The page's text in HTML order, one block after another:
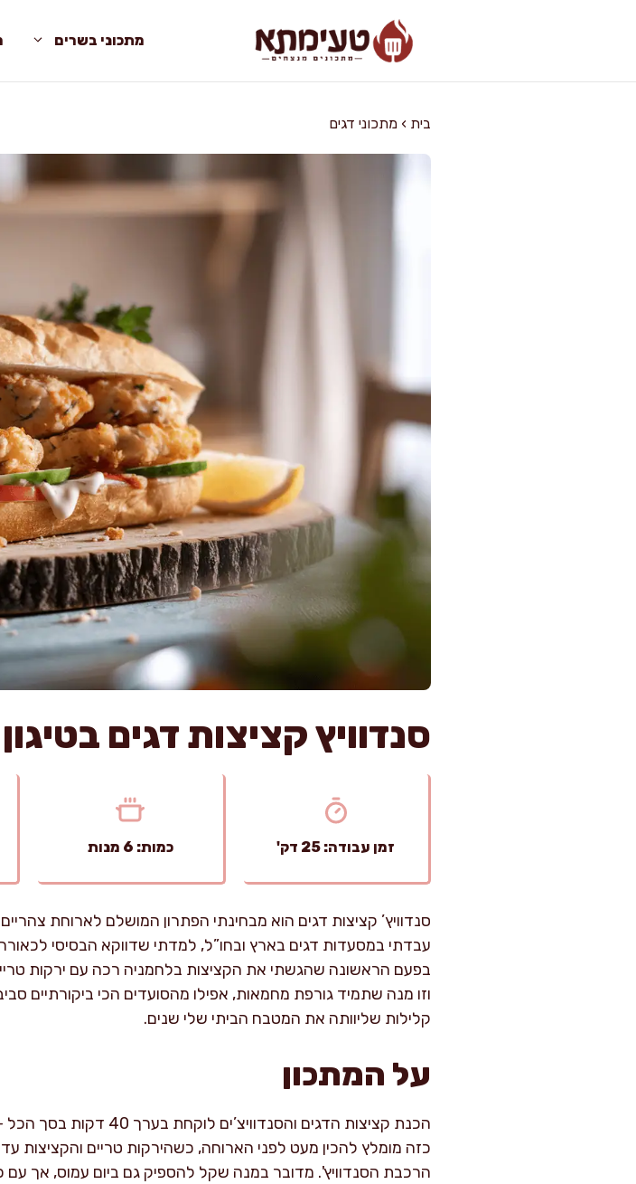
מתכוני בשרים
בית › מתכוני דגים
סנדוויץ קציצות דגים
זמן עבודה: 25 דק' כמות: 6 מנות
סנדוויץ’ קציצות דגים הוא מבחינתי הפתרון המושלם לארוחת
עבדתי במסעדות דגים בארץ ובחו”ל, למדתי שדווקא הבסיסי
בפעם הראשונה שהגשתי את הקציצות בלחמניה רכה עם ירקות
וזו מנה שתמיד גורפת מחמאות, אפילו מהסועדים הכי ביקורתיים
קלילות שליוותה את המטבח הביתי שלי שנים.
על המתכון
כזה מומלץ להכין מעט לפני הארוחה, כשהירקות טריים והקציצות
הרכבת הסנדוויץ'. מדובר במנה שקל להספיק גם ביום עמוס, אך עם